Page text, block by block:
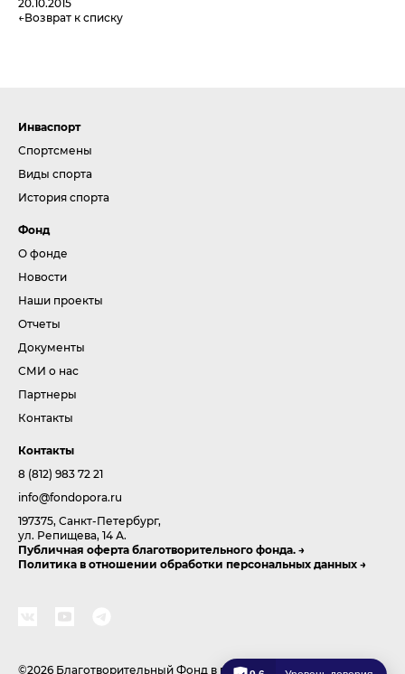
Возврат к списку
Инваспорт
Спортсмены
Виды спорта
История спорта
Фонд
О фонде
Новости
Наши проекты
Отчеты
Документы
СМИ о нас
Партнеры
Контакты
Контакты
8 (812) 983 72 21
info@fondopora.ru
197375, Санкт-Петербург,
ул. Репищева, 14 А.
Публичная оферта благотворительного фонда.
Политика в отношении обработки персональных данных
©2026 Благотворительный Фонд в поддержку развития спорта